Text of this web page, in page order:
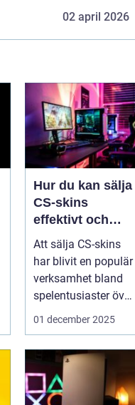
02 april 2026
Hur du kan sälja
CS-skins
effektivt och
tryggt
Att sälja CS-skins
har blivit en populär
verksamhet bland
spelentusiaster över
hela v...
01 december 2025